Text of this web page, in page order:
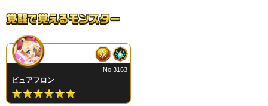
ピュアフロン
No.3163